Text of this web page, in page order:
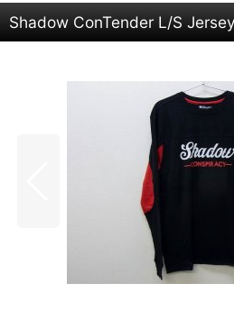
Shadow ConTender L/S Jersey